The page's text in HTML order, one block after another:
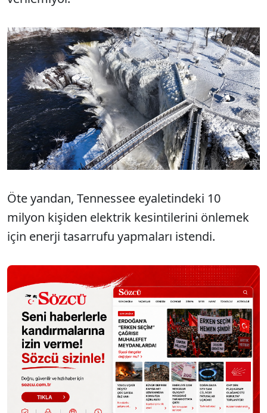
Öte yandan, Tennessee eyaletindeki 10
milyon kişiden elektrik kesintilerini önlemek
için enerji tasarrufu yapmaları istendi.